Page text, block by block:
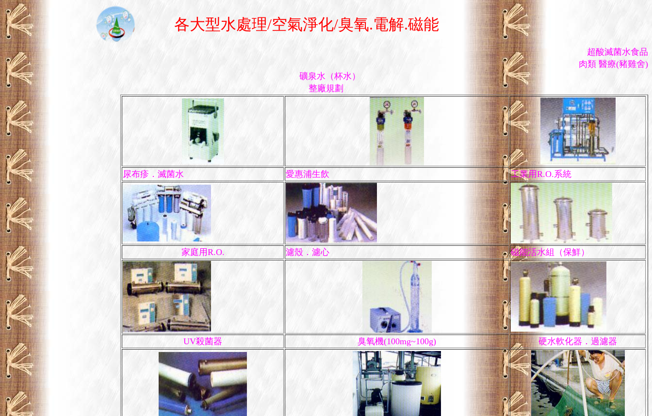
各大型水處理/空氣淨化/臭氧.電解.磁能
超酸滅菌水食品
肉類 醫療(豬雞舍)
礦泉水（杯水）
整廠規劃
尿布疹．滅菌水 愛惠浦生飲 工業用R.O.系統
家庭用R.O. 濾殼．濾心 磁能活水組（保鮮）
UV殺菌器 臭氧機(100mg~100g) 硬水軟化器．過濾器